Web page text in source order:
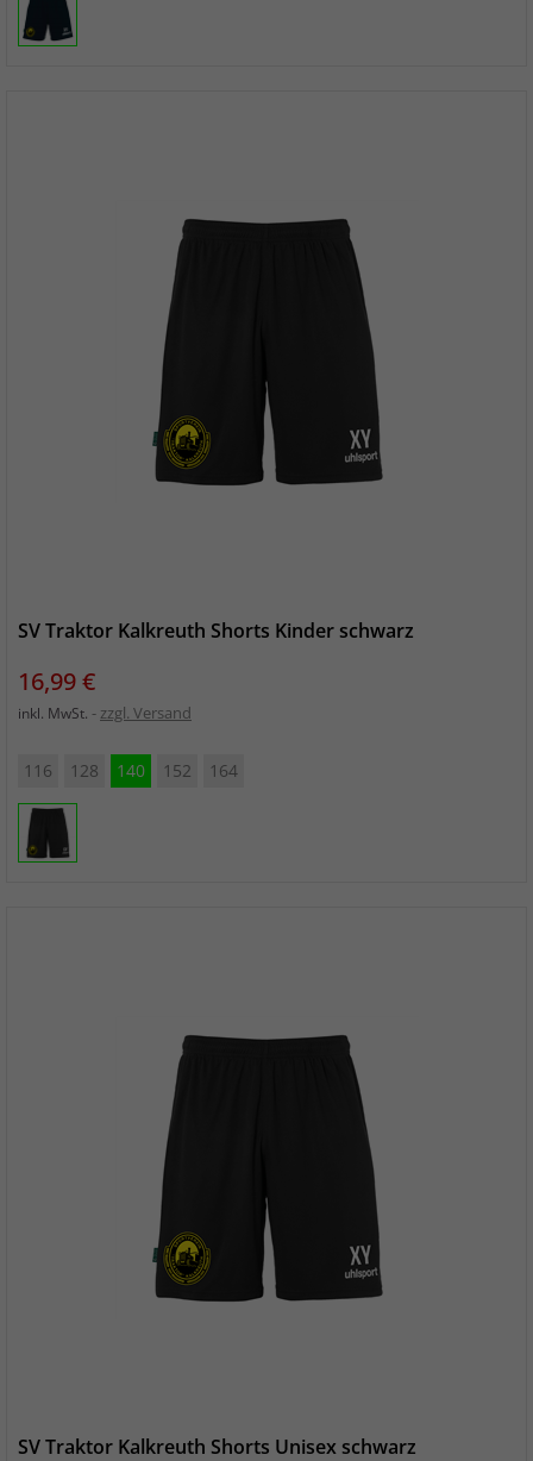
SV Traktor Kalkreuth Shorts Kinder schwarz
Preis
16,99 €
inkl. MwSt. zzgl. Versand
116 128 140 152 164
SV Traktor Kalkreuth Shorts Unisex schwarz